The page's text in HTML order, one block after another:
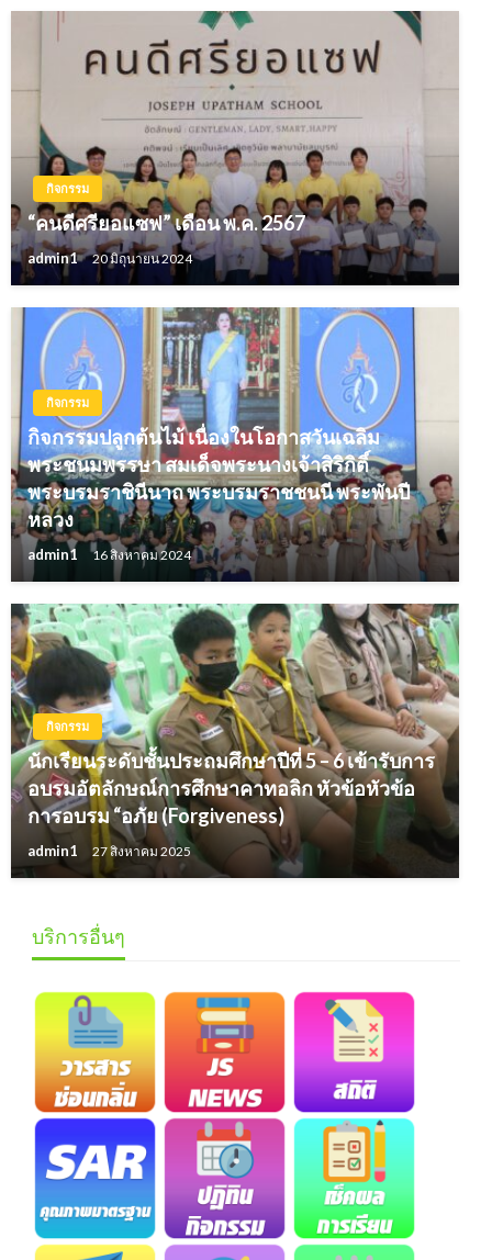
กิจกรรม
“คนดีศรียอแซฟ” เดือน พ.ค. 2567
admin1 20 มิถุนายน 2024
กิจกรรม
กิจกรรมปลูกต้นไม้ เนื่องในโอกาสวันเฉลิม
พระชนมพรรษา สมเด็จพระนางเจ้าสิริกิติ์
พระบรมราชินีนาถ พระบรมราชชนนี พระพันปี
หลวง
admin1 16 สิงหาคม 2024
กิจกรรม
นักเรียนระดับชั้นประถมศึกษาปีที่ 5 – 6 เข้ารับการ
อบรมอัตลักษณ์การศึกษาคาทอลิก หัวข้อหัวข้อ
การอบรม “อภัย (Forgiveness)
admin1 27 สิงหาคม 2025
บริการอื่นๆ